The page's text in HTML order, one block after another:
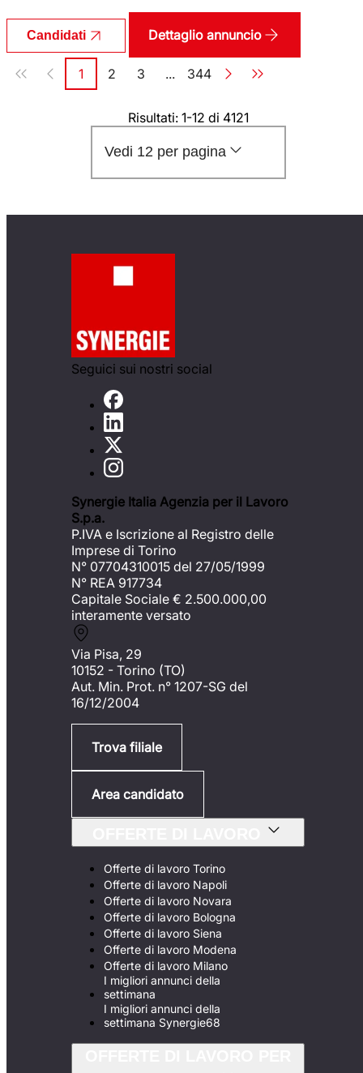
Candidati Dettaglio annuncio
Paginazione
Pagina
1 Pagina
2 Pagina
3 ... Pagina
344
Risultati: 1-12 di 4121
Vedi 12 per pagina
Seguici sui nostri social
Synergie Italia Agenzia per il Lavoro
S.p.a.
P.IVA e Iscrizione al Registro delle
Imprese di Torino
N° 07704310015 del 27/05/1999
N° REA 917734
Capitale Sociale € 2.500.000,00
interamente versato
Via Pisa, 29
10152 - Torino (TO)
Aut. Min. Prot. n° 1207-SG del
16/12/2004
Trova filiale
Area candidato
Offerte di lavoro Torino
Offerte di lavoro Napoli
Offerte di lavoro Novara
Offerte di lavoro Bologna
Offerte di lavoro Siena
Offerte di lavoro Modena
Offerte di lavoro Milano
I migliori annunci della
settimana
I migliori annunci della
settimana Synergie68